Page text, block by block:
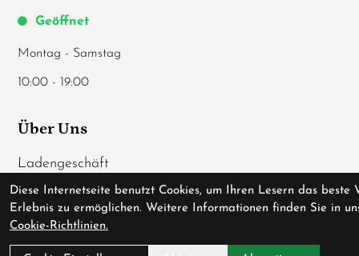
Geöffnet
Montag - Samstag
10:00 - 19:00
Über Uns
Ladengeschäft
Anfahrt
AGB
Diese Internetseite benutzt Cookies, um Ihren Lesern das beste
Erlebnis zu ermöglichen. Weitere Informationen finden Sie in
Cookie-Richtlinien.